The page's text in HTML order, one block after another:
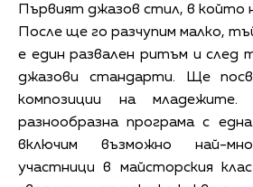
Първият джазов стил, в който
После ще го разчупим малко,
е един развален ритъм и след
джазови стандарти. Ще
композиции на
разнообразна програма с
включим възможно най-
участници в майсторския